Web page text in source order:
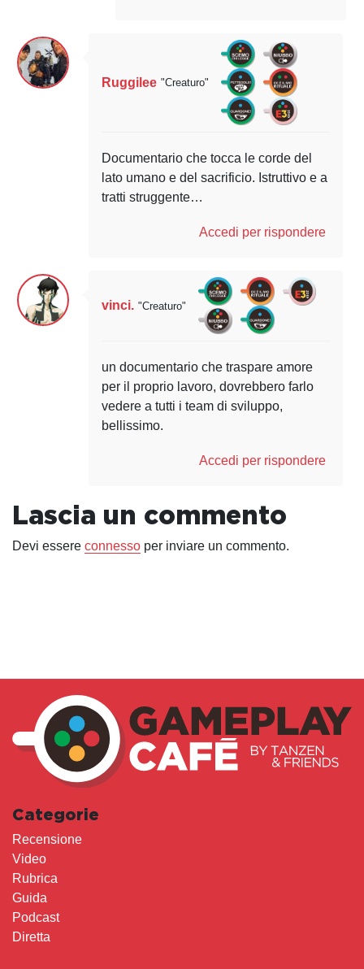
Ruggilee "Creaturo"
Documentario che tocca le corde del
lato umano e del sacrificio. Istruttivo e a
tratti struggente…
Accedi per rispondere
vinci. "Creaturo"
un documentario che traspare amore
per il proprio lavoro, dovrebbero farlo
vedere a tutti i team di sviluppo,
bellissimo.
Accedi per rispondere
Lascia un commento
Devi essere connesso per inviare un commento.
Categorie
Recensione
Video
Rubrica
Guida
Podcast
Diretta